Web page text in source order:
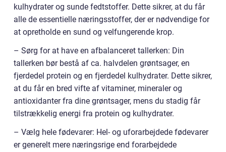
kulhydrater og sunde fedtstoffer. Dette sikrer, at du får
alle de essentielle næringsstoffer, der er nødvendige for
at opretholde en sund og velfungerende krop.
– Sørg for at have en afbalanceret tallerken: Din
tallerken bør bestå af ca. halvdelen grøntsager, en
fjerdedel protein og en fjerdedel kulhydrater. Dette sikrer,
at du får en bred vifte af vitaminer, mineraler og
antioxidanter fra dine grøntsager, mens du stadig får
tilstrækkelig energi fra protein og kulhydrater.
– Vælg hele fødevarer: Hel- og uforarbejdede fødevarer
er generelt mere næringsrige end forarbejdede